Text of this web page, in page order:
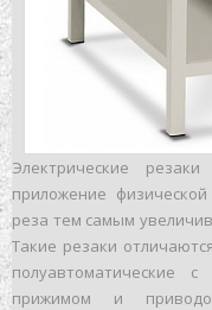
Электрические
приложение
реза тем самым
Такие резаки
полуавтоматические
прижимом и